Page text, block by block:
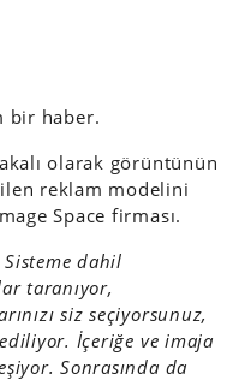
bir haber.
olarak görüntünün
reklam modelini
Space firması.
Sisteme dahil
taranıyor,
siz seçiyorsunuz,
İçeriğe ve imaja
Sonrasında da